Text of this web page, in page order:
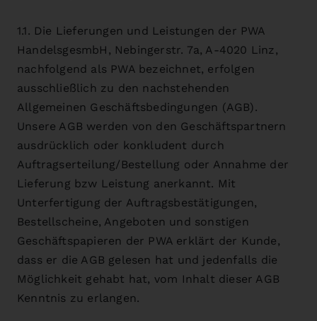
1.1. Die Lieferungen und Leistungen der PWA
HandelsgesmbH, Nebingerstr. 7a, A-4020 Linz,
nachfolgend als PWA bezeichnet, erfolgen
ausschließlich zu den nachstehenden
Allgemeinen Geschäftsbedingungen (AGB).
Unsere AGB werden von den Geschäftspartnern
ausdrücklich oder konkludent durch
Auftragserteilung/Bestellung oder Annahme der
Lieferung bzw Leistung anerkannt. Mit
Unterfertigung der Auftragsbestätigungen,
Bestellscheine, Angeboten und sonstigen
Geschäftspapieren der PWA erklärt der Kunde,
dass er die AGB gelesen hat und jedenfalls die
Möglichkeit gehabt hat, vom Inhalt dieser AGB
Kenntnis zu erlangen.